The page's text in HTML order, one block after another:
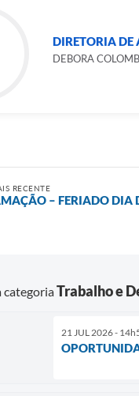
DIRETORIA
DEBORA
RECENTE
– FERIADO DIA
categoriaTrabalho e
21 JUL 2026 -